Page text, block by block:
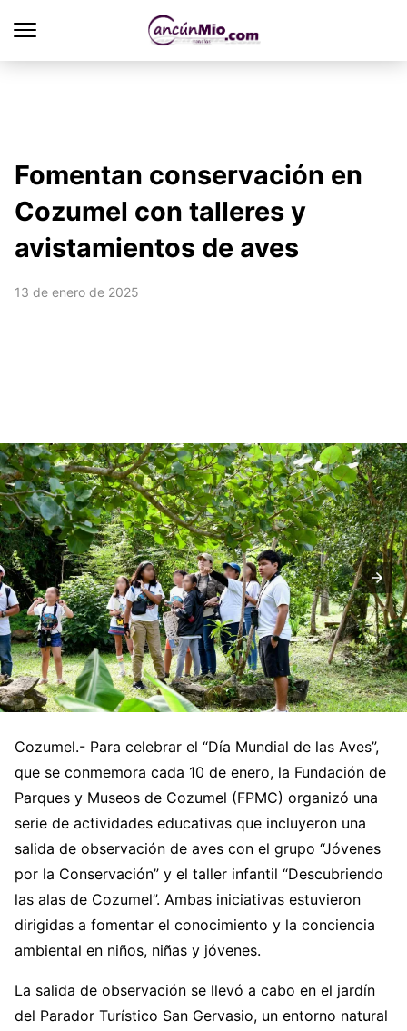
Fomentan conservación en
Cozumel con talleres y
avistamientos de aves
13 de enero de 2025
Cozumel.- Para celebrar el “Día Mundial de las Aves”,
que se conmemora cada 10 de enero, la Fundación de
Parques y Museos de Cozumel (FPMC) organizó una
serie de actividades educativas que incluyeron una
salida de observación de aves con el grupo “Jóvenes
por la Conservación” y el taller infantil “Descubriendo
las alas de Cozumel”. Ambas iniciativas estuvieron
dirigidas a fomentar el conocimiento y la conciencia
ambiental en niños, niñas y jóvenes.
La salida de observación se llevó a cabo en el jardín
del Parador Turístico San Gervasio, un entorno natural